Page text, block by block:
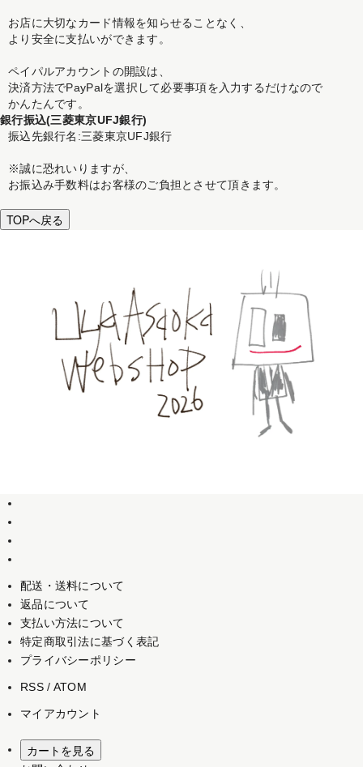
お店に大切なカード情報を知らせることなく、
より安全に支払いができます。
ペイパルアカウントの開設は、
決済方法でPayPalを選択して必要事項を入力するだけなので
かんたんです。
銀行振込(三菱東京UFJ銀行)
振込先銀行名:三菱東京UFJ銀行
※誠に恐れいりますが、
お振込み手数料はお客様のご負担とさせて頂きます。
TOPへ戻る
配送・送料について
返品について
支払い方法について
特定商取引法に基づく表記
プライバシーポリシー
RSS/ ATOM
マイアカウント
カートを見る